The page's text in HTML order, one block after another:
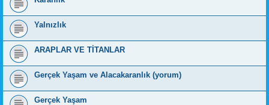
Yalnızlık
ARAPLAR VE TİTANLAR
Gerçek Yaşam ve Alacakaranlık (yorum)
Gerçek Yaşam